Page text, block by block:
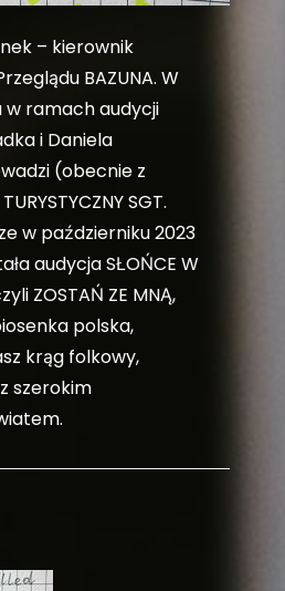
– kierownik
BAZUNA. W
w ramach audycji
i Daniela
(obecnie z
SGT.
w październiku 2023
audycja SŁOŃCE W
ZOSTAŃ ZE MNĄ,
polska,
krąg folkowy,
szerokim